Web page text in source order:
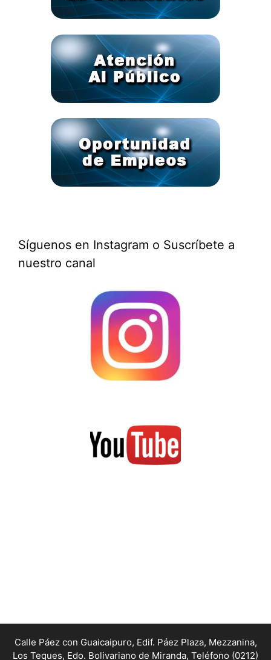
Síguenos en Instagram o Suscríbete a
nuestro canal
Calle Páez con Guaicaipuro, Edif. Páez Plaza, Mezzanina,
Los Teques, Edo. Bolivariano de Miranda, Teléfono (0212)